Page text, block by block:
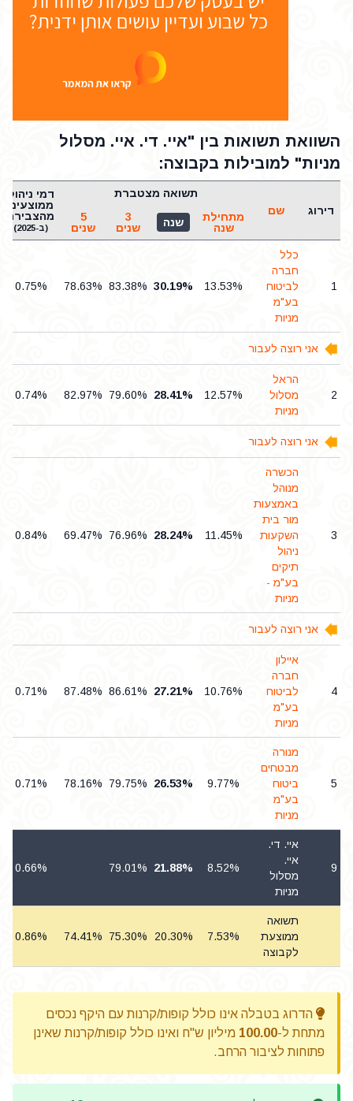
השוואת תשואות בין "איי. די. איי. מסלול
מניות" למובילות בקבוצה:
דירוג שם
תשואה מצטברת
דמי ניהול
ממוצעים
מהצבירה
(ב-2025)
מתחילת
שנה
שנה
3
שנים
5
שנים
1
כלל
חברה
לביטוח
בע"מ
מניות
13.53%
30.19%
83.38%
78.63%
0.75%
אני רוצה לעבור
2
הראל
מסלול
מניות
12.57%
28.41%
79.60%
82.97%
0.74%
אני רוצה לעבור
3
הכשרה
מנוהל
באמצעות
מור בית
השקעות
ניהול
תיקים
בע"מ -
מניות
11.45%
28.24%
76.96%
69.47%
0.84%
אני רוצה לעבור
4
איילון
חברה
לביטוח
בע"מ
מניות
10.76%
27.21%
86.61%
87.48%
0.71%
5
מנורה
מבטחים
ביטוח
בע"מ
מניות
9.77%
26.53%
79.75%
78.16%
0.71%
9
איי. די.
איי.
מסלול
מניות
8.52%
21.88%
79.01%
0.66%
תשואה
ממוצעת
לקבוצה
7.53%
20.30%
75.30%
74.41%
0.86%
הדרוג בטבלה אינו כולל קופות/קרנות עם היקף נכסים
מתחת ל-100.00 מיליון ש"ח ואינו כולל קופות/קרנות שאינן
פתוחות לציבור הרחב.